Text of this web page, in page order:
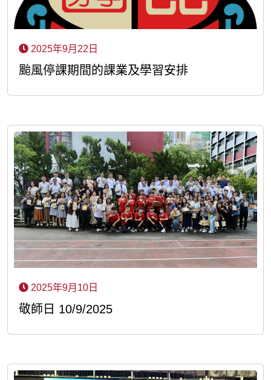
2025年9月22日
颱風停課期間的課業及學習安排
2025年9月10日
敬師日 10/9/2025